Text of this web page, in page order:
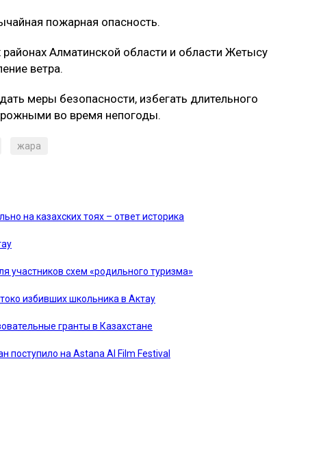
пожарная опасность.
Алматинской области и области Жетысу
ветра.
меры безопасности, избегать длительного
во время непогоды.
жара